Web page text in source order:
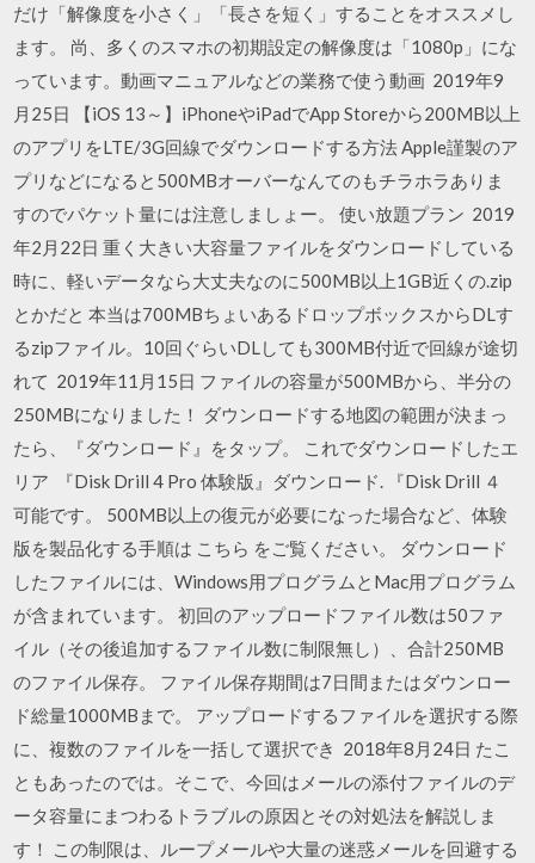
だけ「解像度を小さく」「長さを短く」することをオススメし
ます。 尚、多くのスマホの初期設定の解像度は「1080p」にな
っています。動画マニュアルなどの業務で使う動画 2019年9
月25日 【iOS 13～】iPhoneやiPadでApp Storeから200MB以上
のアプリをLTE/3G回線でダウンロードする方法 Apple謹製のア
プリなどになると500MBオーバーなんてのもチラホラありま
すのでパケット量には注意しましょー。 使い放題プラン 2019
年2月22日 重く大きい大容量ファイルをダウンロードしている
時に、軽いデータなら大丈夫なのに500MB以上1GB近くの.zip
とかだと 本当は700MBちょいあるドロップボックスからDLす
るzipファイル。10回ぐらいDLしても300MB付近で回線が途切
れて 2019年11月15日 ファイルの容量が500MBから、半分の
250MBになりました！ ダウンロードする地図の範囲が決まっ
たら、『ダウンロード』をタップ。 これでダウンロードしたエ
リア 『Disk Drill 4 Pro 体験版』ダウンロード. 『Disk Drill ４
可能です。 500MB以上の復元が必要になった場合など、体験
版を製品化する手順は こちら をご覧ください。 ダウンロード
したファイルには、Windows用プログラムとMac用プログラム
が含まれています。 初回のアップロードファイル数は50ファ
イル（その後追加するファイル数に制限無し）、合計250MB
のファイル保存。 ファイル保存期間は7日間またはダウンロー
ド総量1000MBまで。 アップロードするファイルを選択する際
に、複数のファイルを一括して選択でき 2018年8月24日 たこ
ともあったのでは。そこで、今回はメールの添付ファイルのデ
ータ容量にまつわるトラブルの原因とその対処法を解説しま
す！ この制限は、ループメールや大量の迷惑メールを回避する